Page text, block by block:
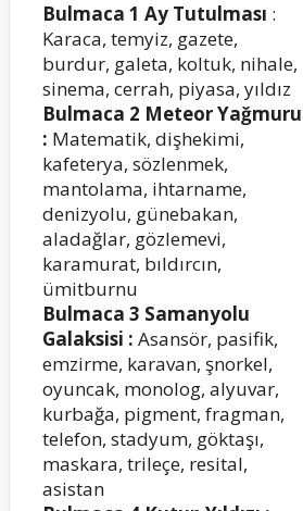
Bulmaca 1 Ay Tutulması :
Karaca, temyiz, gazete,
burdur, galeta, koltuk, nihale,
sinema, cerrah, piyasa, yıldız
Bulmaca 2 Meteor Yağmuru
: Matematik, dişhekimi,
kafeterya, sözlenmek,
mantolama, ihtarname,
denizyolu, günebakan,
aladağlar, gözlemevi,
karamurat, bıldırcın,
ümitburnu
Bulmaca 3 Samanyolu
Galaksisi : Asansör, pasifik,
emzirme, karavan, şnorkel,
oyuncak, monolog, alyuvar,
kurbağa, pigment, fragman,
telefon, stadyum, göktaşı,
maskara, trileçe, resital,
asistan